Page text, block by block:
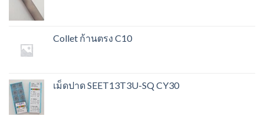
Collet ก้านตรง C10
เม็ดปาด SEET13T3U-SQ CY30